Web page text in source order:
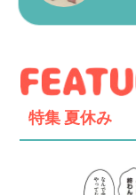
特集 夏休み